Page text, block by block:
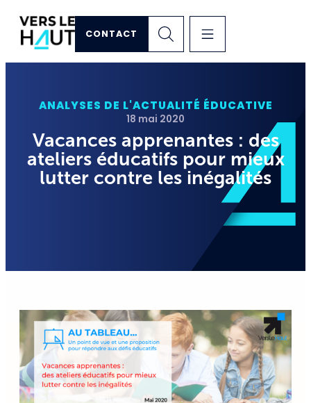
CONTACT
ANALYSES DE L'ACTUALITÉ ÉDUCATIVE
18 mai 2020
Vacances apprenantes : des
ateliers éducatifs pour mieux
lutter contre les inégalités